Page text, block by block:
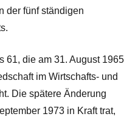
der fünf ständigen
61, die am 31. August 1965
im Wirtschafts- und
Die spätere Änderung
1973 in Kraft trat,